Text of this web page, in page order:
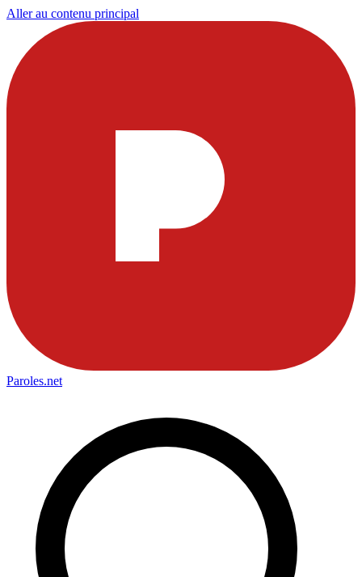
Aller au contenu principal
Paroles.net